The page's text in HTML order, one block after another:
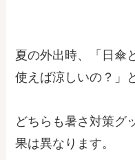
夏の外出時、「日傘
使えば涼しいの？」
どちらも暑さ対策グ
果は異なります。